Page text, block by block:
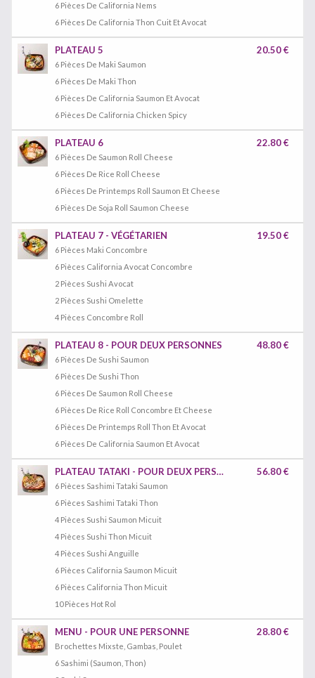
6 Pièces De California Nems
6 Pièces De California Thon Cuit Et Avocat
PLATEAU 5
6 Pièces De Maki Saumon
6 Pièces De Maki Thon
6 Pièces De California Saumon Et Avocat
6 Pièces De California Chicken Spicy
20.50 €
PLATEAU 6
6 Pièces De Saumon Roll Cheese
6 Pièces De Rice Roll Cheese
6 Pièces De Printemps Roll Saumon Et Cheese
6 Pièces De Soja Roll Saumon Cheese
22.80 €
PLATEAU 7 - VÉGÉTARIEN
6 Pièces Maki Concombre
6 Pièces California Avocat Concombre
2 Pièces Sushi Avocat
2 Pièces Sushi Omelette
4 Pièces Concombre Roll
19.50 €
PLATEAU 8 - POUR DEUX PERSONNES
6 Pièces De Sushi Saumon
6 Pièces De Sushi Thon
6 Pièces De Saumon Roll Cheese
6 Pièces De Rice Roll Concombre Et Cheese
6 Pièces De Printemps Roll Thon Et Avocat
6 Pièces De California Saumon Et Avocat
48.80 €
PLATEAU TATAKI - POUR DEUX PERSONNES
6 Pièces Sashimi Tataki Saumon
6 Pièces Sashimi Tataki Thon
4 Pièces Sushi Saumon Micuit
4 Pièces Sushi Thon Micuit
4 Pièces Sushi Anguille
6 Pièces California Saumon Micuit
6 Pièces California Thon Micuit
10 Pièces Hot Rol
56.80 €
MENU - POUR UNE PERSONNE
Brochettes Mixste, Gambas, Poulet
6 Sashimi (Saumon, Thon)
28.80 €